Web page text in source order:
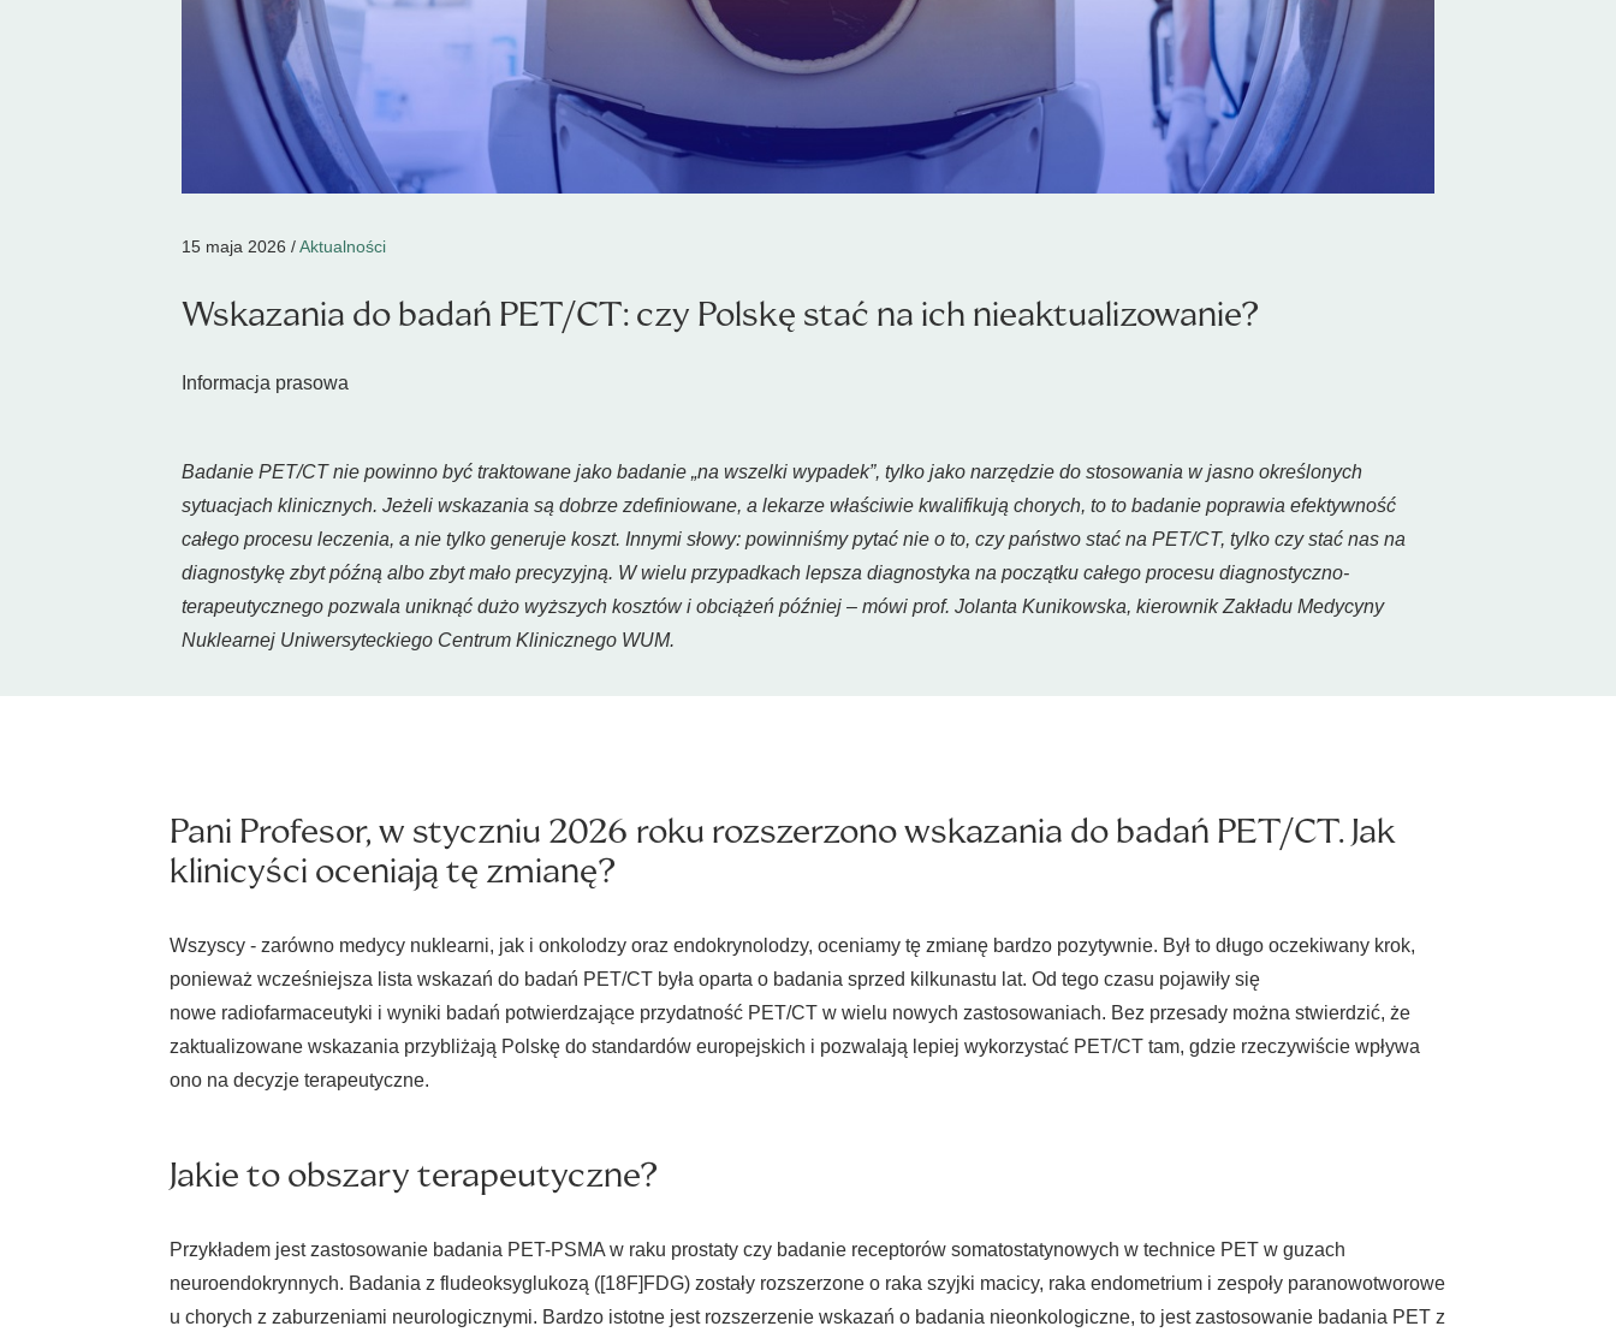
15 maja 2026 /Aktualności
Wskazania do badań PET/CT: czy Polskę stać na ich nieaktualizowanie?
Informacja prasowa
Badanie PET/CT nie powinno być traktowane jako badanie „na wszelki wypadek”, tylko jako narzędzie do stosowania w jasno określonych
sytuacjach klinicznych. Jeżeli wskazania są dobrze zdefiniowane, a lekarze właściwie kwalifikują chorych, to to badanie poprawia efektywność
całego procesu leczenia, a nie tylko generuje koszt. Innymi słowy: powinniśmy pytać nie o to, czy państwo stać na PET/CT, tylko czy stać nas na
diagnostykę zbyt późną albo zbyt mało precyzyjną. W wielu przypadkach lepsza diagnostyka na początku całego procesu diagnostyczno-
terapeutycznego pozwala uniknąć dużo wyższych kosztów i obciążeń później – mówi prof. Jolanta Kunikowska, kierownik Zakładu Medycyny
Nuklearnej Uniwersyteckiego Centrum Klinicznego WUM.
Pani Profesor, w styczniu 2026 roku rozszerzono wskazania do badań PET/CT. Jak
klinicyści oceniają tę zmianę?
Wszyscy - zarówno medycy nuklearni, jak i onkolodzy oraz endokrynolodzy, oceniamy tę zmianę bardzo pozytywnie. Był to długo oczekiwany krok,
ponieważ wcześniejsza lista wskazań do badań PET/CT była oparta o badania sprzed kilkunastu lat. Od tego czasu pojawiły się
nowe radiofarmaceutyki i wyniki badań potwierdzające przydatność PET/CT w wielu nowych zastosowaniach. Bez przesady można stwierdzić, że
zaktualizowane wskazania przybliżają Polskę do standardów europejskich i pozwalają lepiej wykorzystać PET/CT tam, gdzie rzeczywiście wpływa
ono na decyzje terapeutyczne.
Jakie to obszary terapeutyczne?
Przykładem jest zastosowanie badania PET-PSMA w raku prostaty czy badanie receptorów somatostatynowych w technice PET w guzach
neuroendokrynnych. Badania z fludeoksyglukozą ([18F]FDG) zostały rozszerzone o raka szyjki macicy, raka endometrium i zespoły paranowotworowe
u chorych z zaburzeniami neurologicznymi. Bardzo istotne jest rozszerzenie wskazań o badania nieonkologiczne, to jest zastosowanie badania PET z